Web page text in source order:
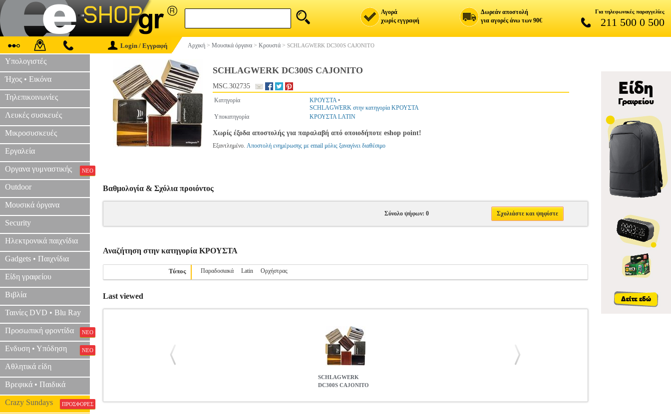
Αγορά
χωρίς εγγραφή
Δωρεάν αποστολή
για αγορές άνω των 90€
Για τηλεφωνικές παραγγελίες
211 500 0 500
Login / Εγγραφή Αρχική > Μουσικά όργανα > Κρουστά > SCHLAGWERK DC300S CAJONITO
Υπολογιστές
Ήχος • Εικόνα
Τηλεπικοινωνίες
Λευκές συσκευές
Μικροσυσκευές
Εργαλεία
Οργανα γυμναστικής ΝΕΟ
Outdoor
Μουσικά όργανα
Security
Ηλεκτρονικά παιχνίδια
Gadgets • Παιχνίδια
Είδη γραφείου
Βιβλία
Ταινίες DVD • Blu Ray
Προσωπική φροντίδα ΝΕΟ
Ενδυση • Υπόδηση ΝΕΟ
Αθλητικά είδη
Βρεφικά • Παιδικά
Crazy Sundays ΠΡΟΣΦΟΡΕΣ
SCHLAGWERK DC300S CAJONITO
MSC.302735
Κατηγορία ΚΡΟΥΣΤΑ•
SCHLAGWERK στην κατηγορία ΚΡΟΥΣΤΑ
Υποκατηγορία
ΚΡΟΥΣΤΑ LATIN
Χωρίς έξοδα αποστολής για παραλαβή από οποιοδήποτε eshop point!
Εξαντλημένο. Αποστολή ενημέρωσης με email μόλις ξαναγίνει διαθέσιμο
Βαθμολογία & Σχόλια προιόντος
Σύνολο ψήφων: 0 Σχολιάστε και ψηφίστε
Αναζήτηση στην κατηγορία ΚΡΟΥΣΤΑ
Τύπος Παραδοσιακά Latin Ορχήστρας
Last viewed
SCHLAGWERK
DC300S CAJONITO
SCHLAGWERK DC300S CAJONITO